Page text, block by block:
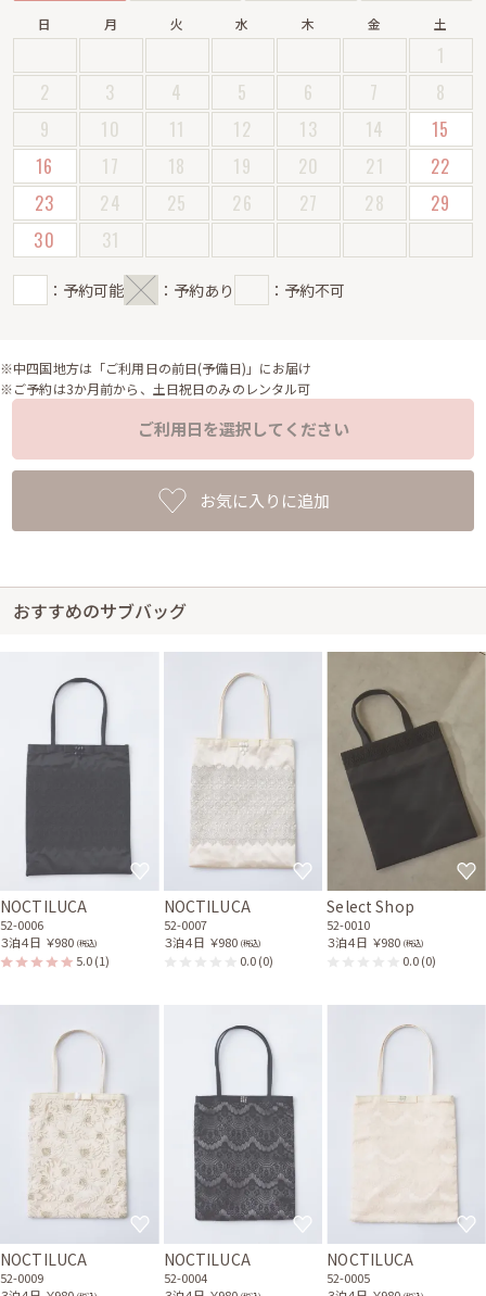
日 月 火 水 木 金 土
1
2
3 4 5 6 7
8
9
10 11 12 13 14
15
16
17 18 19 20 21
22
23
24 25 26 27 28
29
30
31
：予約可能 ：予約あり ：予約不可
※中四国地方は「ご利用日の前日(予備日)」にお届け
※ご予約は3か月前から、土日祝日のみのレンタル可
ご利用日を選択してください
お気に入りに追加
おすすめのサブバッグ
NOCTILUCA
52-0006
３泊４日 ￥980 (税込)
5.0(1)
NOCTILUCA
52-0007
３泊４日 ￥980 (税込)
0.0(0)
Select Shop
52-0010
３泊４日 ￥980 (税込)
0.0(0)
NOCTILUCA
52-0009
NOCTILUCA
52-0004
NOCTILUCA
52-0005